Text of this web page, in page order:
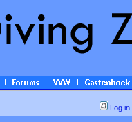
Log